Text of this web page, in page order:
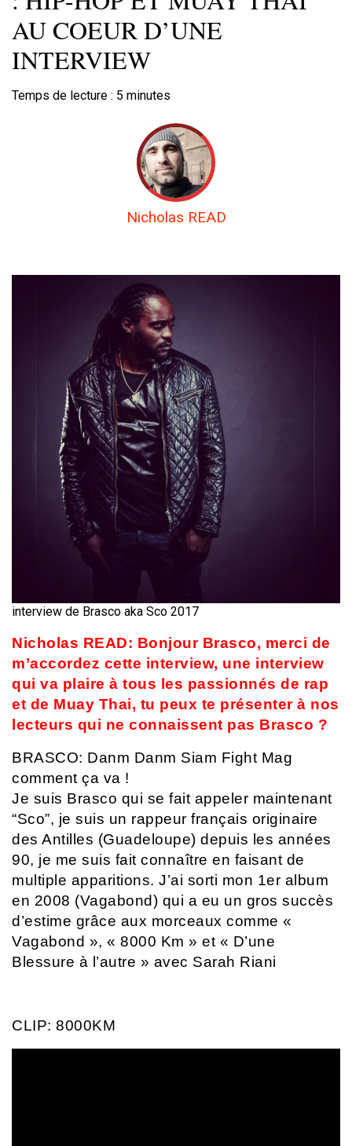
AU COEUR D’UNE
INTERVIEW
Temps de lecture : 5 minutes
Nicholas READ
interview de Brasco aka Sco 2017
Nicholas READ: Bonjour Brasco, merci de
m’accordez cette interview, une interview
qui va plaire à tous les passionnés de rap
et de Muay Thai, tu peux te présenter à nos
lecteurs qui ne connaissent pas Brasco ?
BRASCO: Danm Danm Siam Fight Mag
comment ça va !
Je suis Brasco qui se fait appeler maintenant
“Sco”, je suis un rappeur français originaire
des Antilles (Guadeloupe) depuis les années
90, je me suis fait connaître en faisant de
multiple apparitions. J’ai sorti mon 1er album
en 2008 (Vagabond) qui a eu un gros succès
d’estime grâce aux morceaux comme «
Vagabond », « 8000 Km » et « D’une
Blessure à l’autre » avec Sarah Riani
CLIP: 8000KM